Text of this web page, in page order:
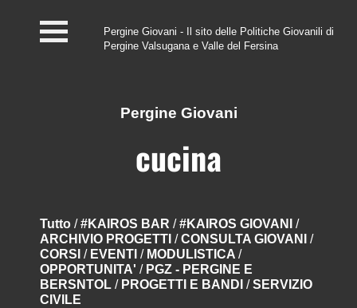
#InfoPoint
Eventi e News
Contatti
Pergine Giovani - Il sito delle Politiche Giovanili di
Pergine Valsugana e Valle del Fersina
Pergine Giovani
cucina
Tutto /#KAIROS BAR /#KAIROS GIOVANI /
ARCHIVIO PROGETTI /CONSULTA GIOVANI /
CORSI / EVENTI / MODULISTICA /
OPPORTUNITA' / PGZ - PERGINE E
BERSNTOL / PROGETTI E BANDI /SERVIZIO
CIVILE